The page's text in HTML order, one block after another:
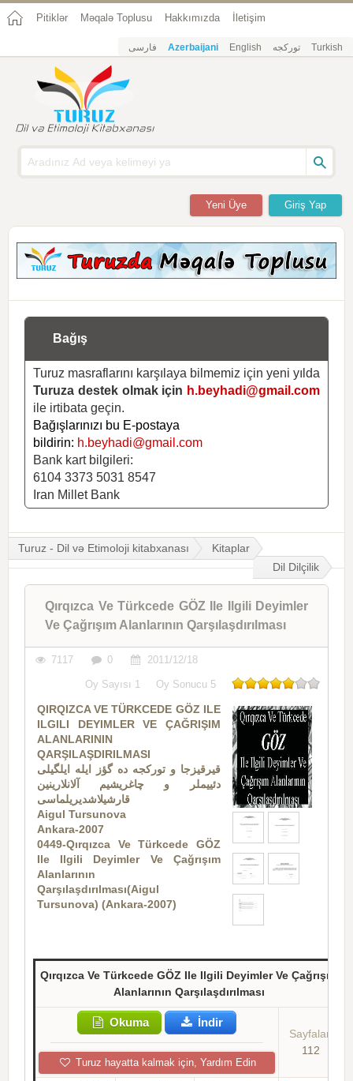
Pitiklər Məqalə Toplusu Hakkımızda İletişim
فارسی Azerbaijani English تورکجه Turkish
Giriş Yap
Yeni Üye
Bağış
Turuz masraflarını karşılaya bilmemiz için yeni yılda
Turuza destek olmak için h.beyhadi@gmail.com
ile irtibata geçin.
Bağışlarınızı bu E-postaya
bildirin: h.beyhadi@gmail.com
Bank kart bilgileri:
6104 3373 5031 8547
Iran Millet Bank
Turuz - Dil və Etimoloji kitabxanası
Kitaplar
Dil Dilçilik
Qırqızca Ve Türkcede GÖZ Ile Ilgili Deyimler
Ve Çağrışım Alanlarının Qarşılaşdırılması
7117 0 2011/12/18
Oy Sayısı 1 Oy Sonucu 5
QIRQIZCA VE TÜRKCEDE GÖZ ILE
ILGILI DEYIMLER VE ÇAĞRIŞIM
ALANLARININ
QARŞILAŞDIRILMASI
قیرقیزجا و تورکجه ده گؤز ایله ایلگیلی
دئییملر و چاغریشیم آلانلارینین
قارشیلاشدیریلماسی
Aigul Tursunova
Ankara-2007
0449-Qırqızca Ve Türkcede GÖZ
Ile Ilgili Deyimler Ve Çağrışım
Alanlarının
Qarşılaşdırılması(Aigul
Tursunova) (Ankara-2007)
Qırqızca Ve Türkcede GÖZ Ile Ilgili Deyimler Ve Çağrışım
Alanlarının Qarşılaşdırılması
Okuma İndir
Turuz hayatta kalmak için, Yardım Edin
Sayfalar:
112